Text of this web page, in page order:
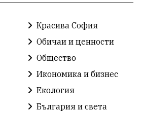
Исторически парк
Слатина
България измама
Красива София
Обичаи и ценности
Общество
Икономика и бизнес
Екология
България и света